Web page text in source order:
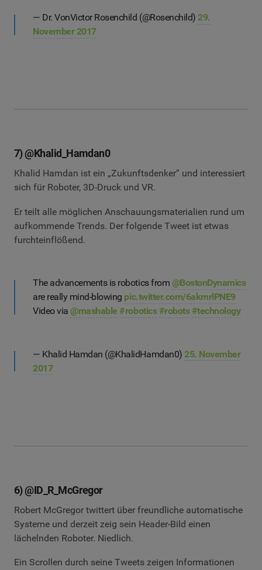
— Dr. VonVictor Rosenchild (@Rosenchild) 29.
November 2017
7) @Khalid_Hamdan0
Khalid Hamdan ist ein „Zukunftsdenker“ und interessiert
sich für Roboter, 3D-Druck und VR.
Er teilt alle möglichen Anschauungsmaterialien rund um
aufkommende Trends. Der folgende Tweet ist etwas
furchteinflößend.
The advancements is robotics from @BostonDynamics
are really mind-blowing pic.twitter.com/6akmrlPNE9
Video via @mashable #robotics #robots#technology
— Khalid Hamdan (@KhalidHamdan0) 25. November
2017
6) @ID_R_McGregor
Robert McGregor twittert über freundliche automatische
Systeme und derzeit zeig sein Header-Bild einen
lächelnden Roboter. Niedlich.
Ein Scrollen durch seine Tweets zeigen Informationen